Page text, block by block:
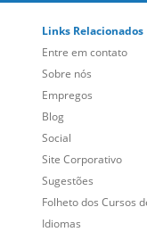
Sobre nós
Empregos
Blog
Social
Site Corporativo
Sugestões
Folheto dos Cursos de
Idiomas
Mapa do site
Política de Privacidade